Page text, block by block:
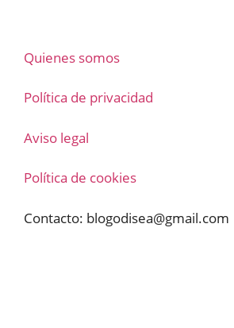
Quienes somos
Política de privacidad
Aviso legal
Política de cookies
Contacto: blogodisea@gmail.com